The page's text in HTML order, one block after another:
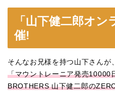
「山下健二郎オ
催!
そんなお兄様を持つ山下さんが
「マウントレーニア発売10000
BROTHERS 山下健二郎の